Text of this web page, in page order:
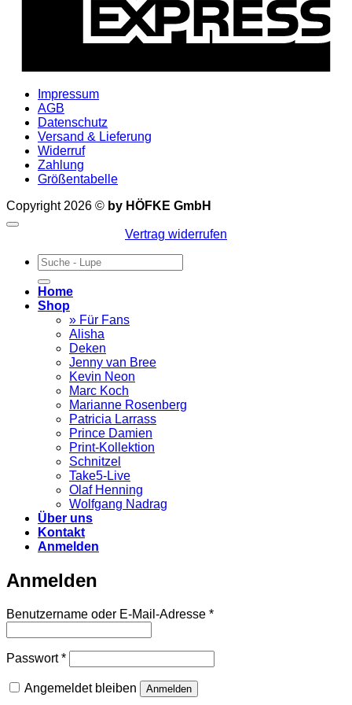
Impressum
AGB
Datenschutz
Versand & Lieferung
Widerruf
Zahlung
Größentabelle
Copyright 2026 © by HÖFKE GmbH
Vertrag widerrufen
Suchen
nach:
Home
Shop
» Für Fans
Alisha
Deken
Jenny van Bree
Kevin Neon
Marc Koch
Marianne Rosenberg
Patricia Larrass
Prince Damien
Print-Kollektion
Schnitzel
Take5-Live
Olaf Henning
Wolfgang Nadrag
Über uns
Kontakt
Anmelden
Anmelden
Benutzername oder E-Mail-Adresse *Erforderlich
Passwort*Erforderlich
Angemeldet bleiben Anmelden